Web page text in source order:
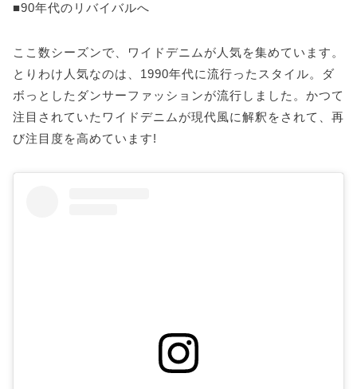
■90年代のリバイバルへ
ここ数シーズンで、ワイドデニムが人気を集めています。
とりわけ人気なのは、1990年代に流行ったスタイル。ダ
ボっとしたダンサーファッションが流行しました。かつて
注目されていたワイドデニムが現代風に解釈をされて、再
び注目度を高めています!